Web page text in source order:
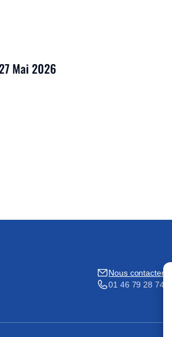
Mai 2026
Nous contacter
01 46 79 28 74